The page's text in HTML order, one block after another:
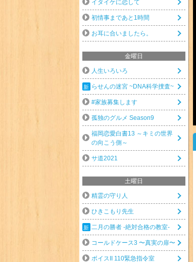
イタイケに恋して
初情事まであと1時間
お耳に合いましたら。
金曜日
人生いろいろ
らせんの迷宮 ~DNA科学捜査~
#家族募集します
孤独のグルメ Season9
福岡恋愛白書13 ～キミの世界
の向こう側～
サ道2021
土曜日
精霊の守り人
ひきこもり先生
二月の勝者 -絶対合格の教室-
コールドケース3 〜真実の扉〜
ボイスII 110緊急指令室